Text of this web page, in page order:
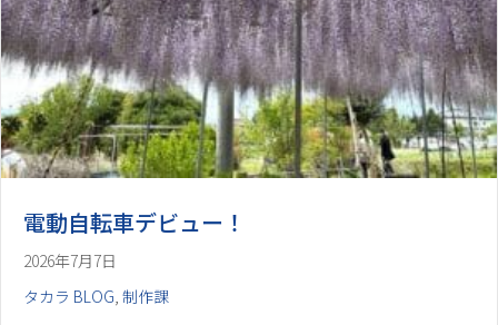
電動自転車デビュー！
2026年7月7日
タカラ BLOG, 制作課